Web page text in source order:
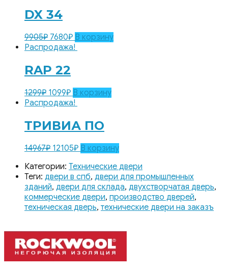
DX 34
9905₽ 7680₽ В корзину
Распродажа!
RAP 22
1299₽ 1099₽ В корзину
Распродажа!
ТРИВИА ПО
14967₽ 12105₽ В корзину
Категории: Технические двери
Теги: двери в спб, двери для промышленных
зданий, двери для склада, двухстворчатая дверь,
коммерческие двери, производство дверей,
техническая дверь, технические двери на заказъ